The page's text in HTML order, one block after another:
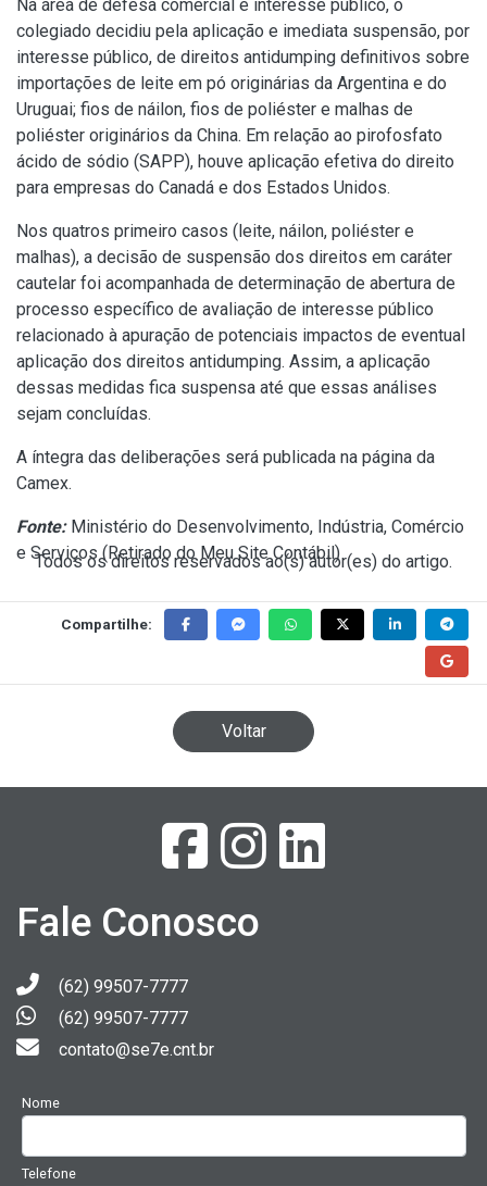
Na área de defesa comercial e interesse público, o
colegiado decidiu pela aplicação e imediata suspensão, por
interesse público, de direitos antidumping definitivos sobre
importações de leite em pó originárias da Argentina e do
Uruguai; fios de náilon, fios de poliéster e malhas de
poliéster originários da China. Em relação ao pirofosfato
ácido de sódio (SAPP), houve aplicação efetiva do direito
para empresas do Canadá e dos Estados Unidos.
Nos quatros primeiro casos (leite, náilon, poliéster e
malhas), a decisão de suspensão dos direitos em caráter
cautelar foi acompanhada de determinação de abertura de
processo específico de avaliação de interesse público
relacionado à apuração de potenciais impactos de eventual
aplicação dos direitos antidumping. Assim, a aplicação
dessas medidas fica suspensa até que essas análises
sejam concluídas.
A íntegra das deliberações será publicada na página da
Camex.
Fonte:Ministério do Desenvolvimento, Indústria, Comércio
e Serviços (Retirado do Meu Site Contábil)
Todos os direitos reservados ao(s) autor(es) do artigo.
Compartilhe:
Voltar
Fale Conosco
(62) 99507-7777
(62) 99507-7777
contato@se7e.cnt.br
Nome
Telefone